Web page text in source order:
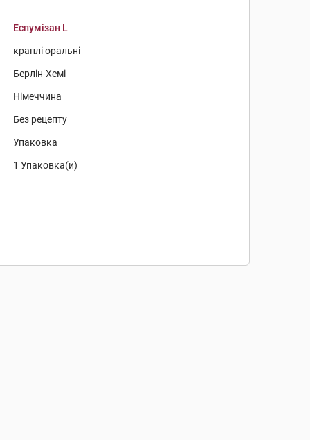
Еспумізан L
краплі оральні
Берлін-Хемі
Німеччина
Без рецепту
Упаковка
1 Упаковка(и)